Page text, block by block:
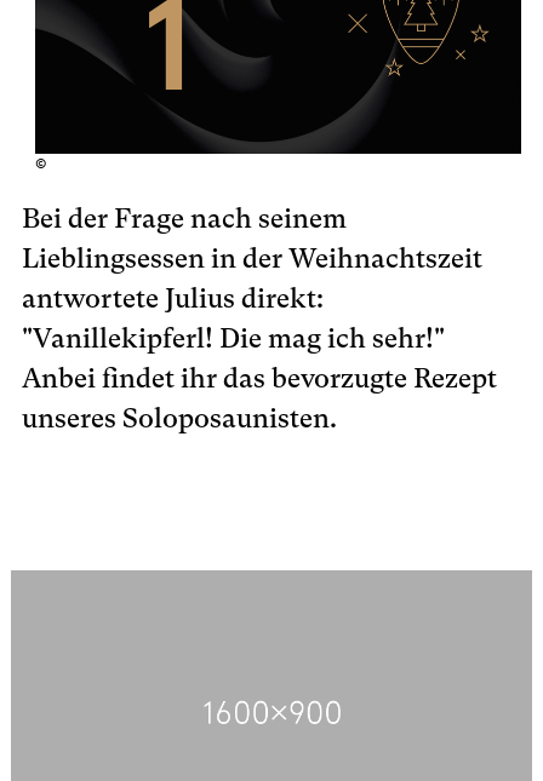
©
Bei der Frage nach seinem
Lieblingsessen in der Weihnachtszeit
antwortete Julius direkt:
"Vanillekipferl! Die mag ich sehr!"
Anbei findet ihr das bevorzugte Rezept
unseres Soloposaunisten.